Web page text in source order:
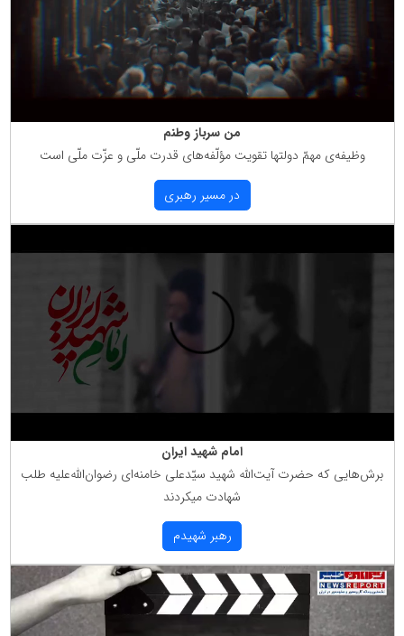
من سرباز وطنم
وظیفه‌ی مهمّ دولتها تقویت مؤلّفه‌های قدرت ملّی و عزّت ملّی است
در مسیر رهبری
امام شهید ایران
برش‌هایی كه حضرت آیت‌الله شهید سیّدعلی خامنه‌ای رضوان‌الله‌علیه طلب
شهادت میكردند
رهبر شهیدم